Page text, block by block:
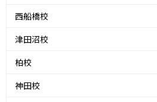
西船橋校
津田沼校
柏校
神田校